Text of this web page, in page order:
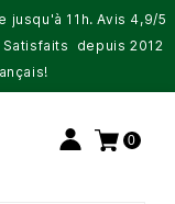
11h. Avis 4,9/5
depuis 2012
0